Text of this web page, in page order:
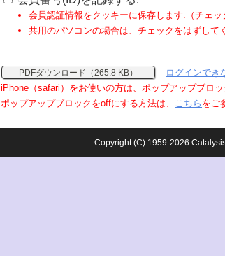
会員認証情報をクッキーに保存します.（チェ
共用のパソコンの場合は、チェックをはずして
PDFダウンロード（265.8 KB）
ログインでき
iPhone（safari）をお使いの方は、ポップアップブロ
ポップアップブロックをoffにする方法は、 こちら をご
Copyright (C) 1959-2026